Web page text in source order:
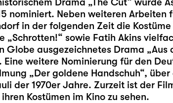
nominiert. Neben weiteren Arbeiten
in der folgenden Zeit die
„Schrotten!“ sowie Fatih Akins
Globe ausgezeichnetes Drama „Aus
weitere Nominierung für den
„Der goldene Handschuh“,
der 1970er Jahre. Zurzeit ist der
Kostümen im Kino zu sehen.